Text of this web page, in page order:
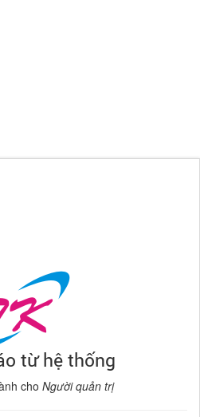
từ hệ thống
cho Người quản trị